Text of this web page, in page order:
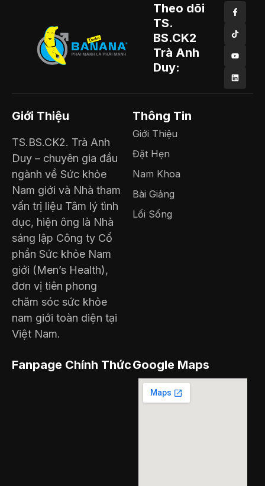
Theo dõi
TS.
BS.CK2
Trà Anh
Duy:
Giới Thiệu
TS.BS.CK2. Trà Anh
Duy – chuyên gia đầu
ngành về Sức khỏe
Nam giới và Nhà tham
vấn trị liệu Tâm lý tình
dục, hiện ông là Nhà
sáng lập Công ty Cổ
phần Sức khỏe Nam
giới (Men’s Health),
đơn vị tiên phong
chăm sóc sức khỏe
nam giới toàn diện tại
Việt Nam.
Thông Tin
Giới Thiệu
Đặt Hẹn
Nam Khoa
Bài Giảng
Lối Sống
Fanpage Chính ThứcGoogle Maps